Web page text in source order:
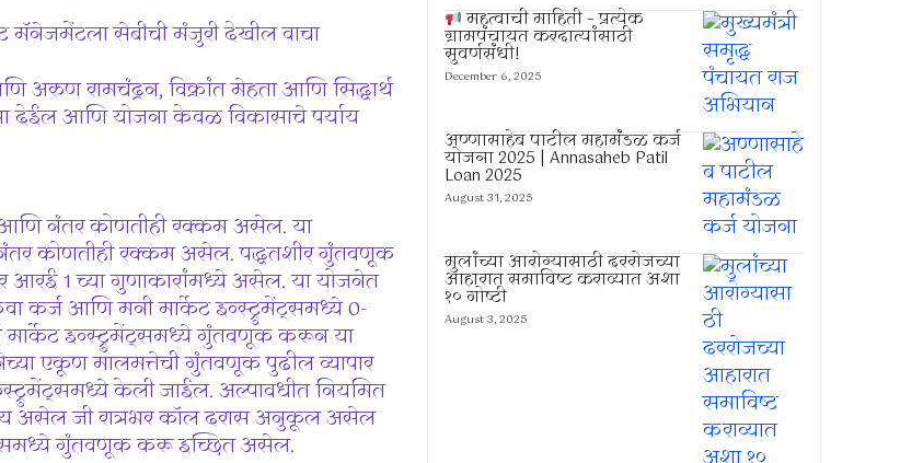
सेबीची मंजुरी देखील वाचा
अरुण रामचंद्रन, विक्रांत मेहता आणि सिद्धार्थ
देईल आणि योजना केवळ विकासाचे पर्याय
नंतर कोणतीही रक्कम असेल. या
कोणतीही रक्कम असेल. पद्धतशीर गुंतवणूक
1 च्या गुणाकारांमध्ये असेल. या योजनेत
कर्ज आणि मनी मार्केट इन्स्ट्रुमेंट्समध्ये 0-
मार्केट इन्स्ट्रुमेंट्समध्ये गुंतवणूक करून या
एकूण मालमत्तेची गुंतवणूक पुढील व्यापार
केली जाईल. अल्पावधीत नियमित
असेल जी रात्रभर कॉल दरास अनुकूल असेल
गुंतवणूक करू इच्छित असेल.
महत्वाची माहिती – प्रत्येक
ग्रामपंचायत करदात्यांसाठी
सुवर्णसंधी!
December 6, 2025
अण्णासाहेब पाटील महामंडळ कर्ज
योजना 2025 | Annasaheb Patil
Loan 2025
August 31, 2025
मुलांच्या आरोग्यासाठी दररोजच्या
आहारात समाविष्ट कराव्यात अशा
१० गोष्टी
August 3, 2025